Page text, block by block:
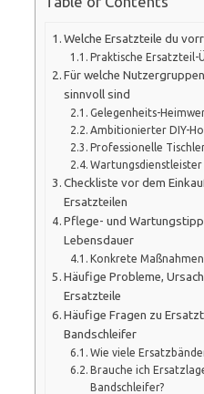
Welche Ersatzteile du
Praktische Ersatzteil-
Für welche
sinnvoll sind
Gelegenheits-
Ambitionierter DIY-
Professionelle
Wartungsdienstleister
Checkliste vor dem
Ersatzteilen
Pflege- und
Lebensdauer
Konkrete Maßnahmen
Häufige Probleme,
Ersatzteile
Häufige Fragen zu
Bandschleifer
Wie viele
Brauche ich
Bandschleifer?